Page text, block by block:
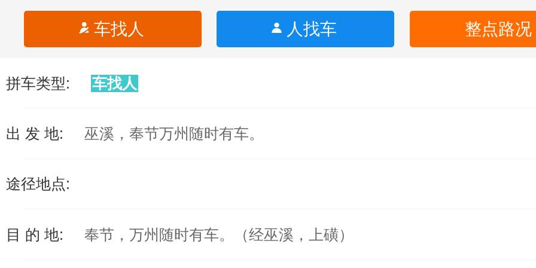
车找人 人找车 整点路况
拼车类型: 车找人
出 发 地: 巫溪，奉节万州随时有车。
途径地点:
目 的 地: 奉节，万州随时有车。（经巫溪，上磺）